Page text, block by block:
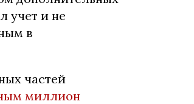
учет и не
в
частей
миллион